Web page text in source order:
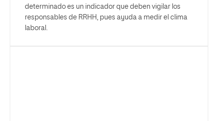
determinado es un indicador que deben vigilar los
responsables de RRHH, pues ayuda a medir el clima
laboral.